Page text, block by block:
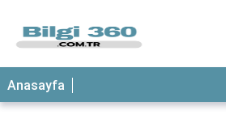
ANASAYFA
Anasayfa